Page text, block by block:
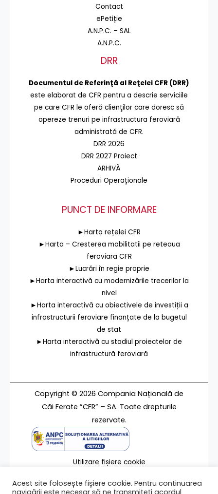
Contact
ePetiție
A.N.P.C. – SAL
A.N.P.C.
DRR
Documentul de Referinţă al Reţelei CFR (DRR)
este elaborat de CFR pentru a descrie serviciile
pe care CFR le oferă clienţilor care doresc să
opereze trenuri pe infrastructura feroviară
administrată de CFR.
DRR 2026
DRR 2027 Proiect
ARHIVĂ
Proceduri Operaționale
PUNCT DE INFORMARE
►Harta rețelei CFR
►Harta – Cresterea mobilitatii pe reteaua
feroviara CFR
►Lucrări în regie proprie
►Harta interactivă cu modernizările trecerilor la
nivel
►Harta interactivă cu obiectivele de investiții a
infrastructurii feroviare finanțate de la bugetul
de stat
►Harta interactivă cu stadiul proiectelor de
infrastructură feroviară
Copyright © 2026 Compania Națională de
Căi Ferate ”CFR” – SA. Toate drepturile
rezervate.
Utilizare fișiere cookie
Contact
Acest site folosește fișiere cookie. Pentru continuarea
navigării este necesar să ne transmiteți acordul